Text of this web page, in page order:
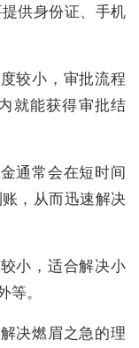
供身份证、手机
较小，审批流程
就能获得审批结
通常会在短时间
，从而迅速解决
小，适合解决小
。
决燃眉之急的理